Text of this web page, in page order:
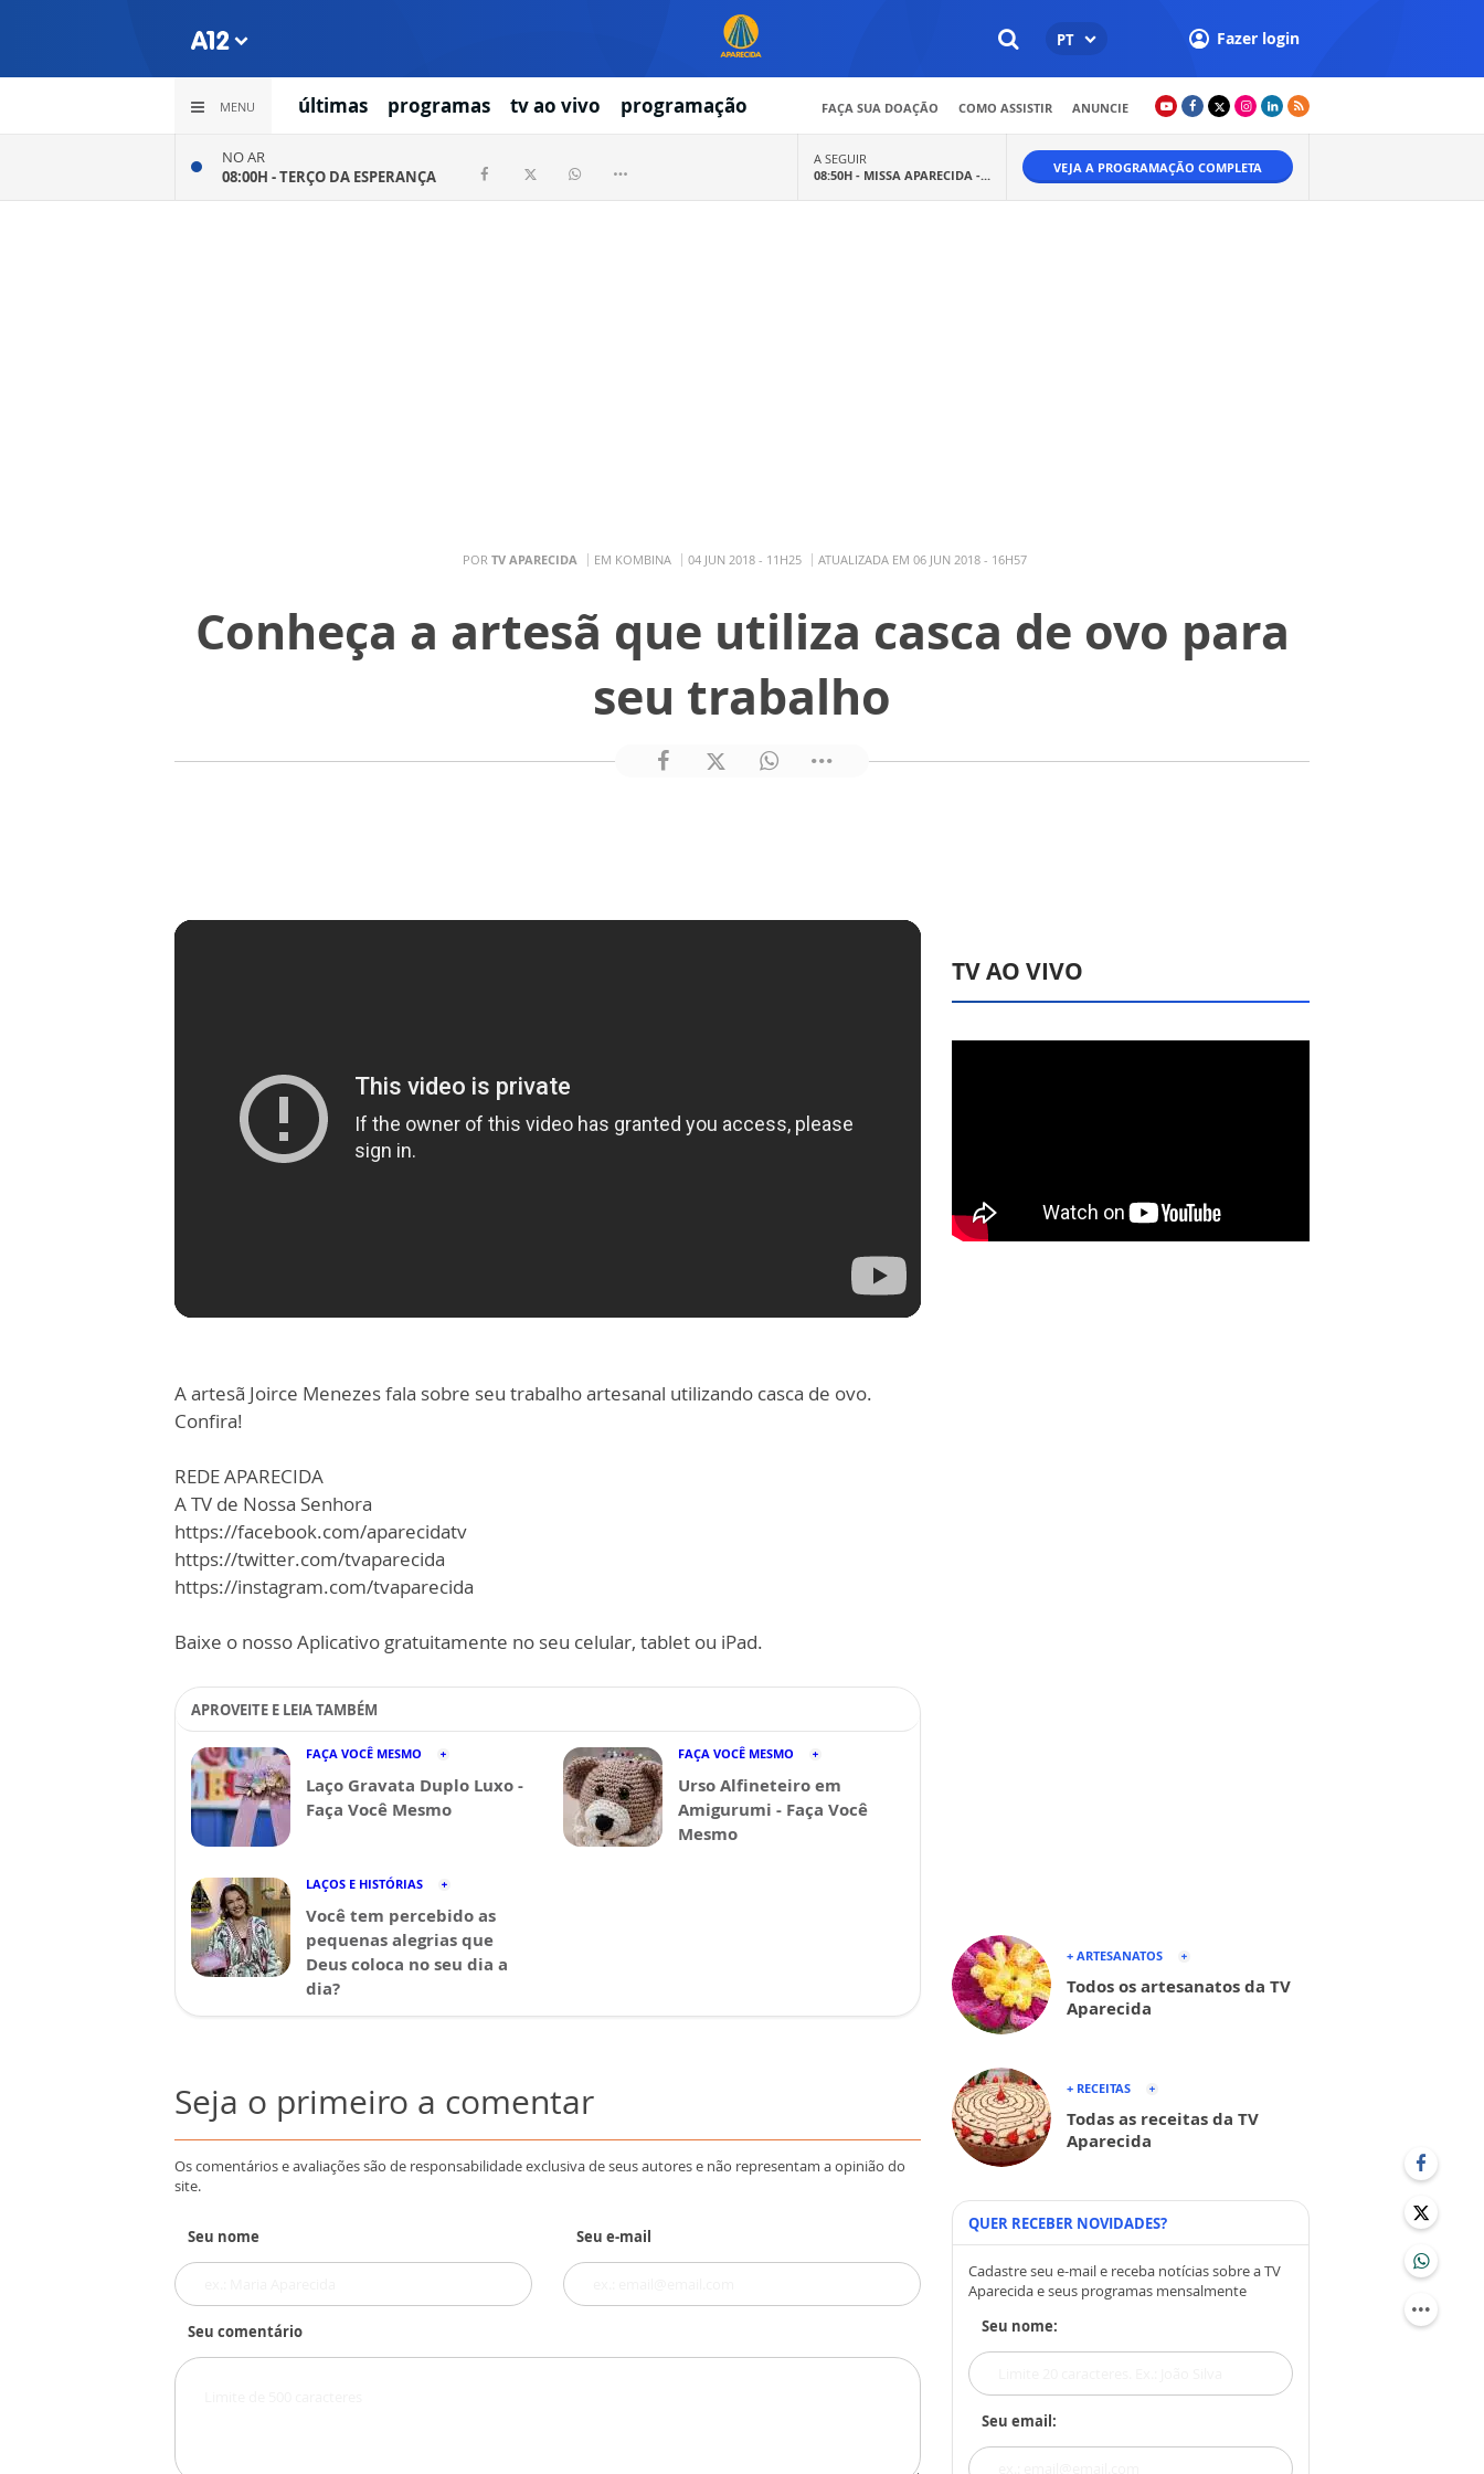
PT Fazer login
MENU últimas programas tv ao vivo programação FAÇA SUA DOAÇÃO COMO ASSISTIR ANUNCIE
NO AR
08:00H -TERÇO DA ESPERANÇA
A SEGUIR
08:50H - MISSA APARECIDA -... VEJA A PROGRAMAÇÃO COMPLETA
POR TV APARECIDA EM KOMBINA 04 JUN 2018 - 11H25 ATUALIZADA EM 06 JUN 2018 - 16H57
Conheça a artesã que utiliza casca de ovo para
seu trabalho
A artesã Joirce Menezes fala sobre seu trabalho artesanal utilizando casca de ovo.
Confira!
REDE APARECIDA
A TV de Nossa Senhora
https://facebook.com/aparecidatv
https://twitter.com/tvaparecida
https://instagram.com/tvaparecida
Baixe o nosso Aplicativo gratuitamente no seu celular, tablet ou iPad.
APROVEITE E LEIA TAMBÉM
FAÇA VOCÊ MESMO
Laço Gravata Duplo Luxo -
Faça Você Mesmo
FAÇA VOCÊ MESMO
Urso Alfineteiro em
Amigurumi - Faça Você
Mesmo
LAÇOS E HISTÓRIAS
Você tem percebido as
pequenas alegrias que
Deus coloca no seu dia a
dia?
Seja o primeiro a comentar
Os comentários e avaliações são de responsabilidade exclusiva de seus autores e não representam a opinião do
site.
Seu nome Seu e-mail
Seu comentário
TV AO VIVO
+ ARTESANATOS
Todos os artesanatos da TV
Aparecida
+ RECEITAS
Todas as receitas da TV
Aparecida
QUER RECEBER NOVIDADES?
Cadastre seu e-mail e receba notícias sobre a TV
Aparecida e seus programas mensalmente
Seu nome:
Seu email: